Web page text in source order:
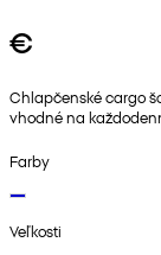
€
Chlapčenské cargo
vhodné na
Farby
Veľkosti